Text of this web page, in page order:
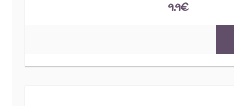
9.9€